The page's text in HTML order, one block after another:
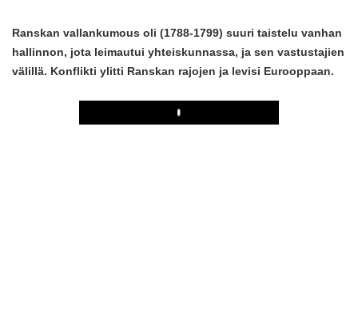
Ranskan vallankumous oli (1788-1799) suuri taistelu vanhan
hallinnon, jota leimautui yhteiskunnassa, ja sen vastustajien
välillä. Konflikti ylitti Ranskan rajojen ja levisi Eurooppaan.
Play